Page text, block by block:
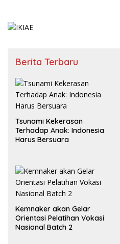
Berita Terbaru
Tsunami Kekerasan
Terhadap Anak: Indonesia
Harus Bersuara
Kemnaker akan Gelar
Orientasi Pelatihan Vokasi
Nasional Batch 2